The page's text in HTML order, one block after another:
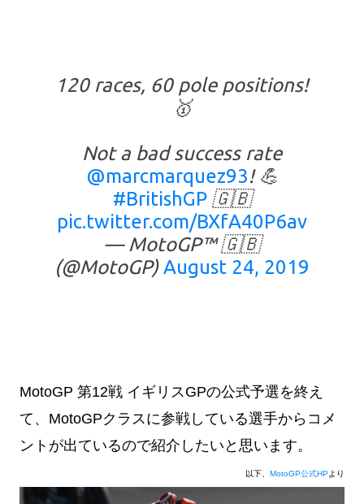
120 races, 60 pole positions!
🥇
Not a bad success rate
@marcmarquez93! 💪
#BritishGP 🇬🇧
pic.twitter.com/BXfA40P6av
— MotoGP™ 🇬🇧
(@MotoGP)August 24, 2019
MotoGP 第12戦 イギリスGPの公式予選を終え
て、MotoGPクラスに参戦している選手からコメ
ントが出ているので紹介したいと思います。
以下、 MotoGP公式HPより